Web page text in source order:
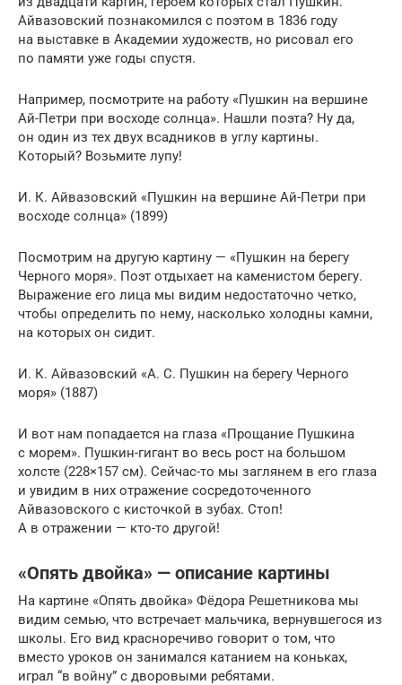
Айвазовский познакомился с поэтом в 1836 году
на выставке в Академии художеств, но рисовал его
по памяти уже годы спустя.
Например, посмотрите на работу «Пушкин на вершине
Ай-Петри при восходе солнца». Нашли поэта? Ну да,
он один из тех двух всадников в углу картины.
Который? Возьмите лупу!
И. К. Айвазовский «Пушкин на вершине Ай-Петри при
восходе солнца» (1899)
Посмотрим на другую картину — «Пушкин на берегу
Черного моря». Поэт отдыхает на каменистом берегу.
Выражение его лица мы видим недостаточно четко,
чтобы определить по нему, насколько холодны камни,
на которых он сидит.
И. К. Айвазовский «А. С. Пушкин на берегу Черного
моря» (1887)
И вот нам попадается на глаза «Прощание Пушкина
с морем». Пушкин-гигант во весь рост на большом
холсте (228×157 см). Сейчас-то мы заглянем в его глаза
и увидим в них отражение сосредоточенного
Айвазовского с кисточкой в зубах. Стоп!
А в отражении — кто-то другой!
«Опять двойка» — описание картины
На картине «Опять двойка» Фёдора Решетникова мы
видим семью, что встречает мальчика, вернувшегося из
школы. Его вид красноречиво говорит о том, что
вместо уроков он занимался катанием на коньках,
играл “в войну” с дворовыми ребятами.